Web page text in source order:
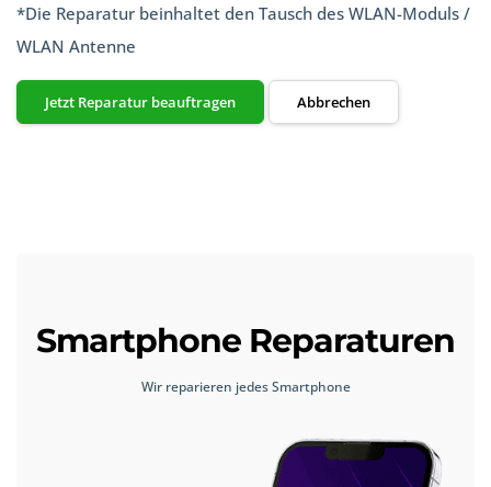
*Die Reparatur beinhaltet den Tausch des WLAN-Moduls /
WLAN Antenne
Jetzt Reparatur beauftragen Abbrechen
Smartphone Reparaturen
Wir reparieren jedes Smartphone